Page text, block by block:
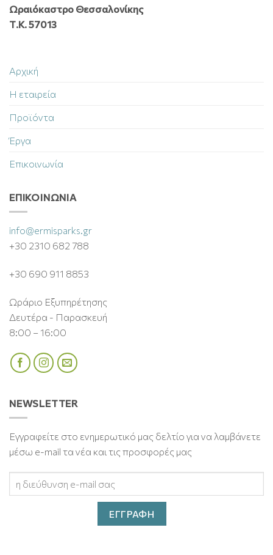
Ωραιόκαστρο Θεσσαλονίκης
Τ.Κ. 57013
Αρχική
Η εταιρεία
Προϊόντα
Έργα
Επικοινωνία
ΕΠΙΚΟΙΝΩΝΊΑ
info@ermisparks.gr
+30 2310 682 788
+30 690 911 8853
Ωράριο Εξυπηρέτησης
Δευτέρα - Παρασκευή
8:00 – 16:00
NEWSLETTER
Εγγραφείτε στο ενημερωτικό μας δελτίο για να λαμβάνετε
μέσω e-mail τα νέα και τις προσφορές μας